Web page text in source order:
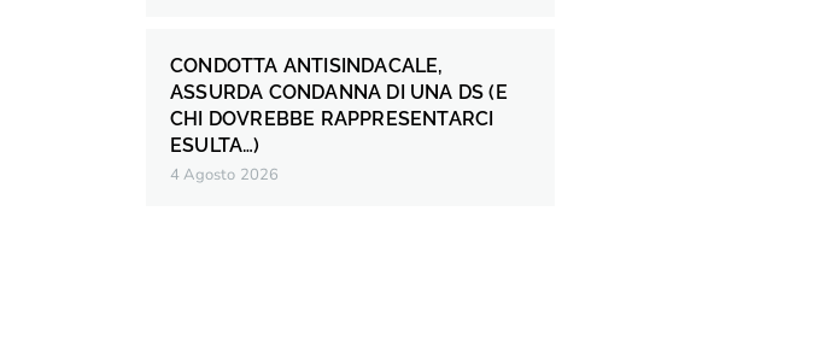
CONDOTTA ANTISINDACALE,
ASSURDA CONDANNA DI UNA DS (E
CHI DOVREBBE RAPPRESENTARCI
ESULTA…)
4 Agosto 2026